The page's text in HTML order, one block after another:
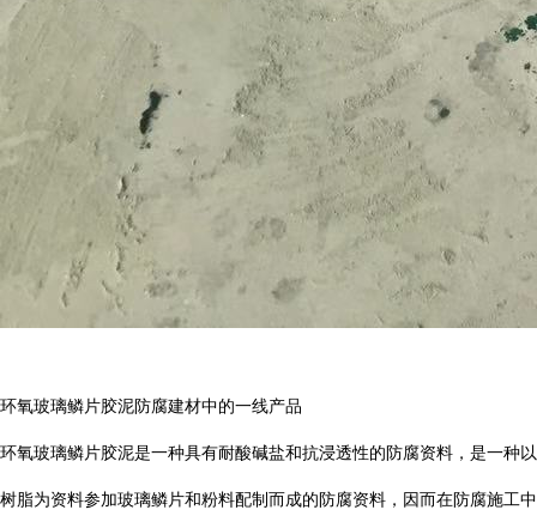
环氧玻璃鳞片胶泥防腐建材中的一线产品
环氧玻璃鳞片胶泥是一种具有耐酸碱盐和抗浸透性的防腐资料，是一种以
树脂为资料参加玻璃鳞片和粉料配制而成的防腐资料，因而在防腐施工中